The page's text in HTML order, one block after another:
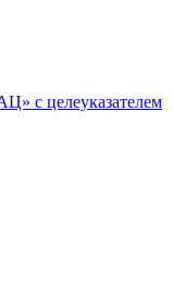
с целеуказателем